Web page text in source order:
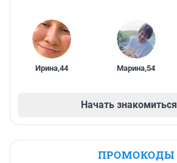
Ирина,44 Марина,54
Начать знакомиться
ПРОМОКОДЫ